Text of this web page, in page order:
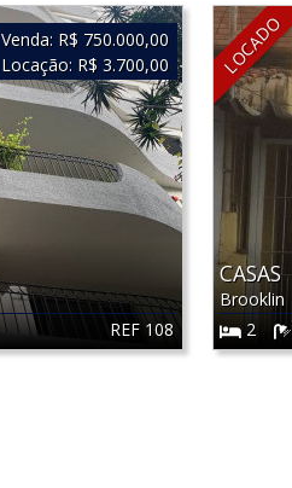
REF 108
Venda: R$ 750.000,00
Locação: R$ 3.700,00 LOCADO
CASAS
Brooklin
2